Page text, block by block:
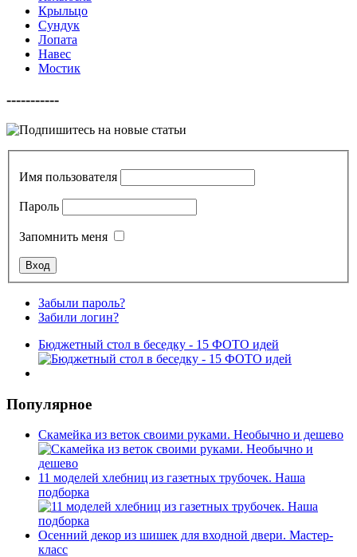
Крыльцо
Сундук
Лопата
Навес
Мостик
-----------
Имя пользователя
Пароль
Запомнить меня
Забыли пароль?
Забили логин?
Бюджетный стол в беседку - 15 ФОТО идей
Популярное
Скамейка из веток своими руками. Необычно и дешево
11 моделей хлебниц из газетных трубочек. Наша
подборка
Осенний декор из шишек для входной двери. Мастер-
класс